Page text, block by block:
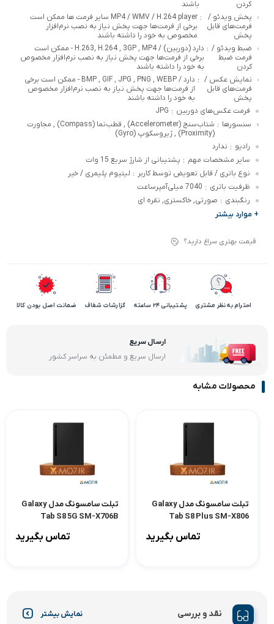
کردن
باشند
پخش ویدئو /
فرمت‌های قابل
پخش
:
MP4 / WMV / H.264 player سایر فرمت ها ممکن است
برخی از فرمت‌ها جهت پخش نیاز به نصب نرم‌افزار
مخصوص به خود را داشته باشند
ضبط ویدئو /
فرمت ضبط
کردن
:
دارد (دوربین) / H.263, H.264 , 3GP , MP4 - ممکن است
برخی از فرمت‌ها جهت پخش نیاز به نصب نرم‌افزار مخصوص
به خود را داشته باشند
نمایش عکس /
فرمت‌های قابل
پخش
:
دارد / BMP , GIF , JPG , PNG , WEBP - ممکن است برخی
از فرمت‌ها جهت پخش نیاز به نصب نرم‌افزار مخصوص
به خود را داشته باشند
فرمت عکس‌های دوربین :
JPG
سنسورها :
شتاب‌سنج (Accelerometer) , قطب‌نما (Compass) , مجاورت
(Proximity) , ژیروسکوپ (Gyro)
رادیو : ندارد
سایر مشخصات مهم : پشتیبانی از شارژ سریع 15 وات
نوع باتری / قابل تعویض توسط کاربر : لیتیوم پلیمری / خیر
ظرفیت باتری : 7040 میلی‌آمپرساعت
رنگبندی : صورتی, خاکستری, نقره ای
+ موارد بیشتر
قیمت بهتری سراغ دارید؟
احترام به نظر مشتری پشتیبانی 24 ساعته گزارشات شفاف ضمانت اصل بودن کالا
ارسال سریع
ارسال سریع و مطمئن به سراسر کشور
محصولات مشابه
تبلت سامسونگ مدل Galaxy
Tab S8 Plus SM-X806
تماس بگیرید
تبلت سامسونگ مدل Galaxy
Tab S8 5G SM-X706B
تماس بگیرید
نقد و بررسی نمایش بیشتر